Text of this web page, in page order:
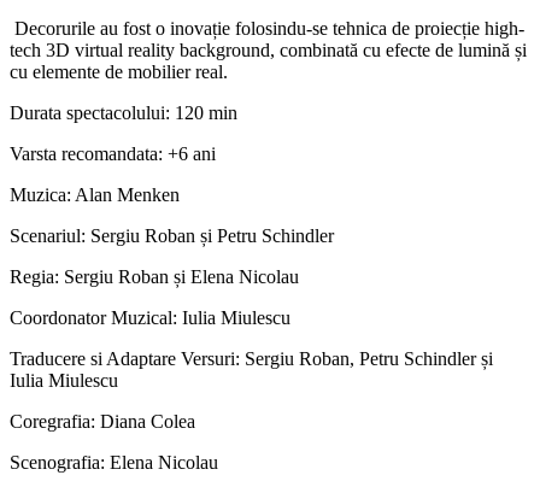
Decorurile au fost o inovație folosindu-se tehnica de proiecție high-
tech 3D virtual reality background, combinată cu efecte de lumină și
cu elemente de mobilier real.
Durata spectacolului: 120 min
Varsta recomandata: +6 ani
Muzica: Alan Menken
Scenariul: Sergiu Roban și Petru Schindler
Regia: Sergiu Roban și Elena Nicolau
Coordonator Muzical: Iulia Miulescu
Traducere si Adaptare Versuri: Sergiu Roban, Petru Schindler și
Iulia Miulescu
Coregrafia: Diana Colea
Scenografia: Elena Nicolau